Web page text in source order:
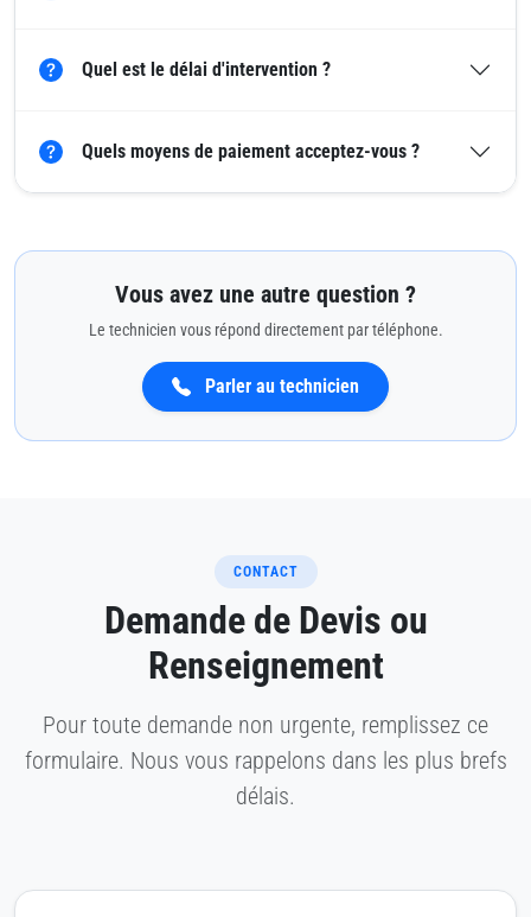
Quel est le délai d'intervention ?
Quels moyens de paiement acceptez-vous ?
Vous avez une autre question ?
Le technicien vous répond directement par téléphone.
Parler au technicien
CONTACT
Demande de Devis ou
Renseignement
Pour toute demande non urgente, remplissez ce
formulaire. Nous vous rappelons dans les plus brefs
délais.